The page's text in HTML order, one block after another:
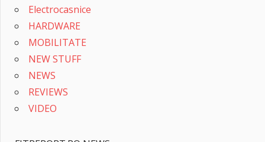
Electrocasnice
HARDWARE
MOBILITATE
NEW STUFF
NEWS
REVIEWS
VIDEO